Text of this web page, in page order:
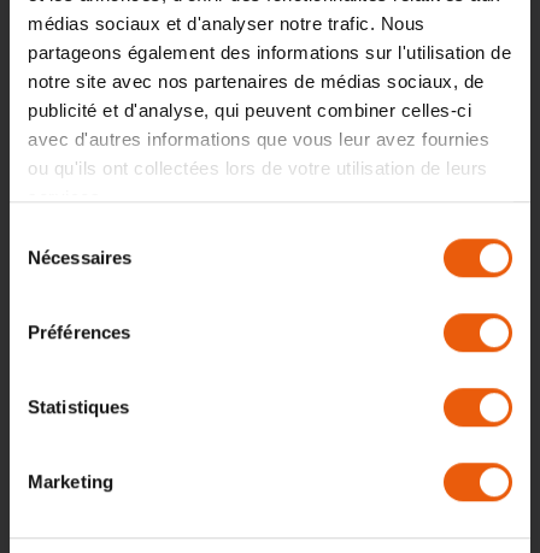
médias sociaux et d'analyser notre trafic. Nous
partageons également des informations sur l'utilisation de
notre site avec nos partenaires de médias sociaux, de
publicité et d'analyse, qui peuvent combiner celles-ci
avec d'autres informations que vous leur avez fournies
ou qu'ils ont collectées lors de votre utilisation de leurs
services.
Nécessaires
Préférences
Statistiques
Marketing
BUSPOINT, S. R. O.
Křížovnická 86/6, 110 00
Prague 1
République tchèque
IČ : 03857271
INFORMATIONS
BANCAIRES
+420 725 688 750